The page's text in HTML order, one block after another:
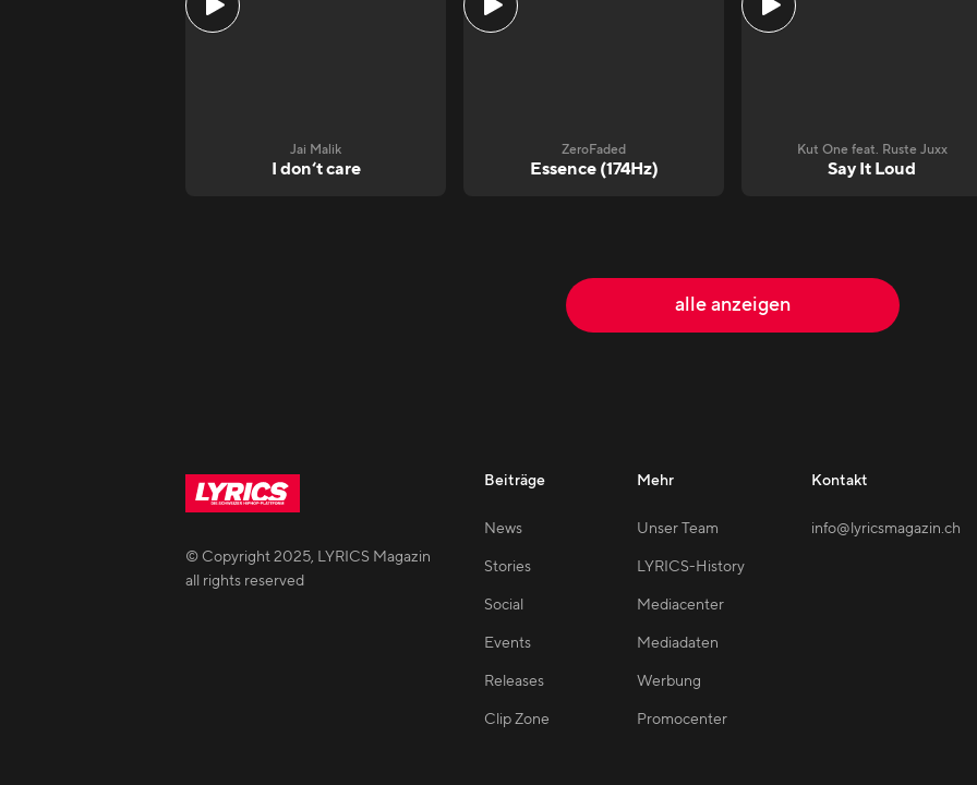
Jai Malik
I don‘t care
ZeroFaded
Essence (174Hz)
Kut One feat. Ruste Juxx
Say It Loud
alle anzeigen
© Copyright2025, LYRICS Magazin
all rights reserved
Beiträge
News
Stories
Social
Events
Releases
Clip Zone
Mehr
Unser Team
LYRICS-History
Mediacenter
Mediadaten
Werbung
Promocenter
Kontakt
info@lyricsmagazin.ch